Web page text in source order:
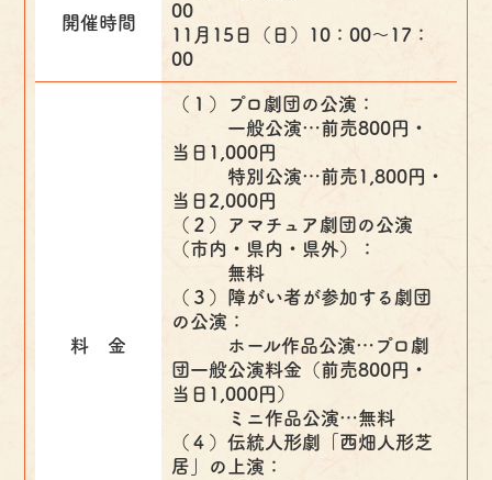
開催時間
00
11月15日（日）10：00～17：
00
料 金
（１）プロ劇団の公演：
一般公演…前売800円・
当日1,000円
特別公演…前売1,800円・
当日2,000円
（２）アマチュア劇団の公演
（市内・県内・県外）：
無料
（３）障がい者が参加する劇団
の公演：
ホール作品公演…プロ劇
団一般公演料金（前売800円・
当日1,000円）
ミニ作品公演…無料
（４）伝統人形劇「西畑人形芝
居」の上演：